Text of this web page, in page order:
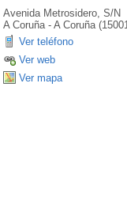
Avenida Metrosidero, S/N
A Coruña-A Coruña(
Ver teléfono
Ver web
Ver mapa